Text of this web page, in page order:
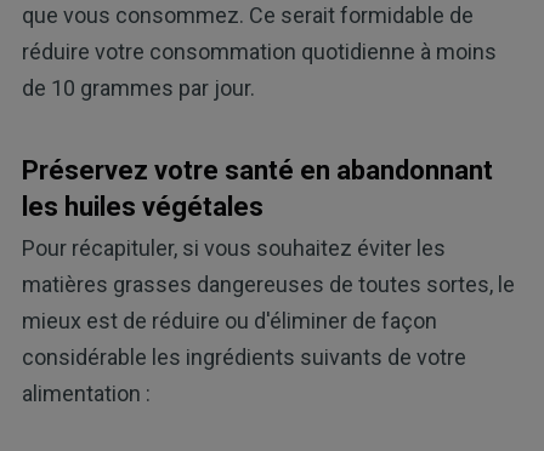
que vous consommez. Ce serait formidable de
réduire votre consommation quotidienne à moins
de 10 grammes par jour.
Préservez votre santé en abandonnant
les huiles végétales
Pour récapituler, si vous souhaitez éviter les
matières grasses dangereuses de toutes sortes, le
mieux est de réduire ou d'éliminer de façon
considérable les ingrédients suivants de votre
alimentation :